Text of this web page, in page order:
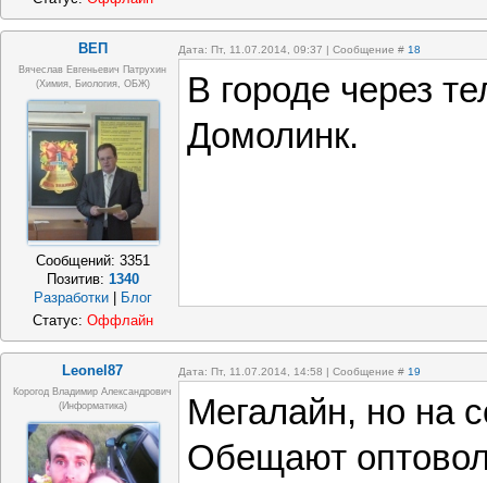
ВЕП Дата: Пт, 11.07.2014, 09:37 | Сообщение # 18
Вячеслав Евгеньевич Патрухин
(Химия, Биология, ОБЖ)
Сообщений: 3351
Позитив: 1340
Разработки
Блог
В городе через
Домолинк.
Статус: Оффлайн
Leonel87 Дата: Пт, 11.07.2014, 14:58 | Сообщение # 19
Корогод Владимир Александрович
(Информатика)
Мегалайн, но на
Обещают